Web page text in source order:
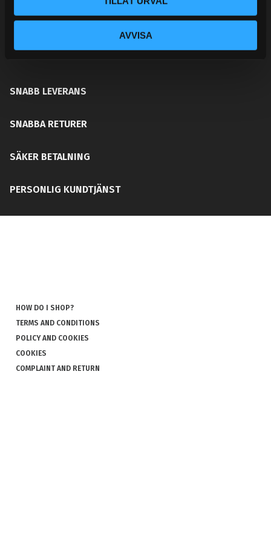
AVVISA
ditt chassi, bromssystem, motordelar &
säkerhetsutrustning. Med en personlig kundtjänst och
mångårig erfarenhet får du rätt del för ditt behov utan
att din plånboken blir tom!
SNABB LEVERANS
SNABBA RETURER
SÄKER BETALNING
PERSONLIG KUNDTJÄNST
HOW DO I SHOP?
TERMS AND CONDITIONS
POLICY AND COOKIES
COOKIES
COMPLAINT AND RETURN